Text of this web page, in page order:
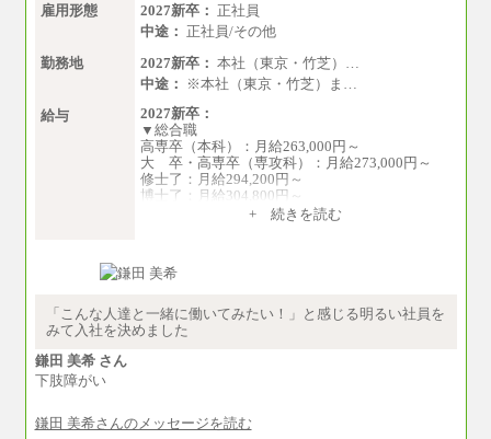
雇用形態
2027新卒： 正社員
中途： 正社員/その他
勤務地
2027新卒： 本社（東京・竹芝）…
中途：
※本社（東京・竹芝）ま…
給与
2027新卒：
▼総合職
高専卒（本科）：月給263,000円～
大 卒・高専卒（専攻科）：月給273,000円～
修士了：月給294,200円～
博士了：月給304,800円～
ず個別設定することがあります
▼アソシエイト職
月給235,000円
中途：
+ 続きを読む
「こんな人達と一緒に働いてみたい！」と感じる明るい社員を
みて入社を決めました
鎌田 美希 さん
下肢障がい
鎌田 美希さんのメッセージを読む